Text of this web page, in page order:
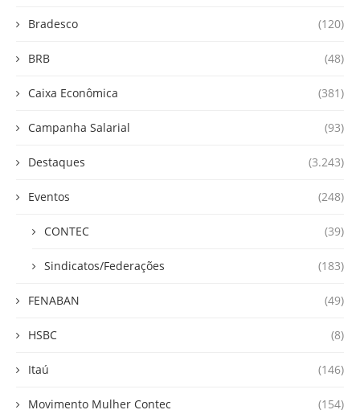
Bradesco (120)
BRB (48)
Caixa Econômica (381)
Campanha Salarial (93)
Destaques (3.243)
Eventos (248)
CONTEC (39)
Sindicatos/Federações (183)
FENABAN (49)
HSBC (8)
Itaú (146)
Movimento Mulher Contec (154)